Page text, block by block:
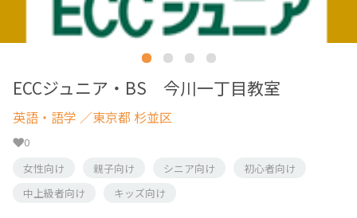
ECCジュニア・BS 今川一丁目教室
英語・語学 ／東京都 杉並区
0
女性向け
親子向け シニア向け
初心者向け
中上級者向け
キッズ向け